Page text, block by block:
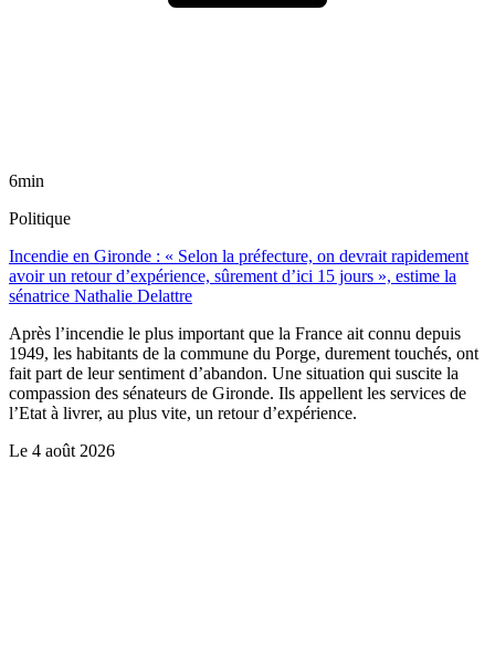
6min
Politique
Incendie en Gironde : « Selon la préfecture, on devrait rapidement
avoir un retour d’expérience, sûrement d’ici 15 jours », estime la
sénatrice Nathalie Delattre
Après l’incendie le plus important que la France ait connu depuis
1949, les habitants de la commune du Porge, durement touchés, ont
fait part de leur sentiment d’abandon. Une situation qui suscite la
compassion des sénateurs de Gironde. Ils appellent les services de
l’Etat à livrer, au plus vite, un retour d’expérience.
Le 4 août 2026